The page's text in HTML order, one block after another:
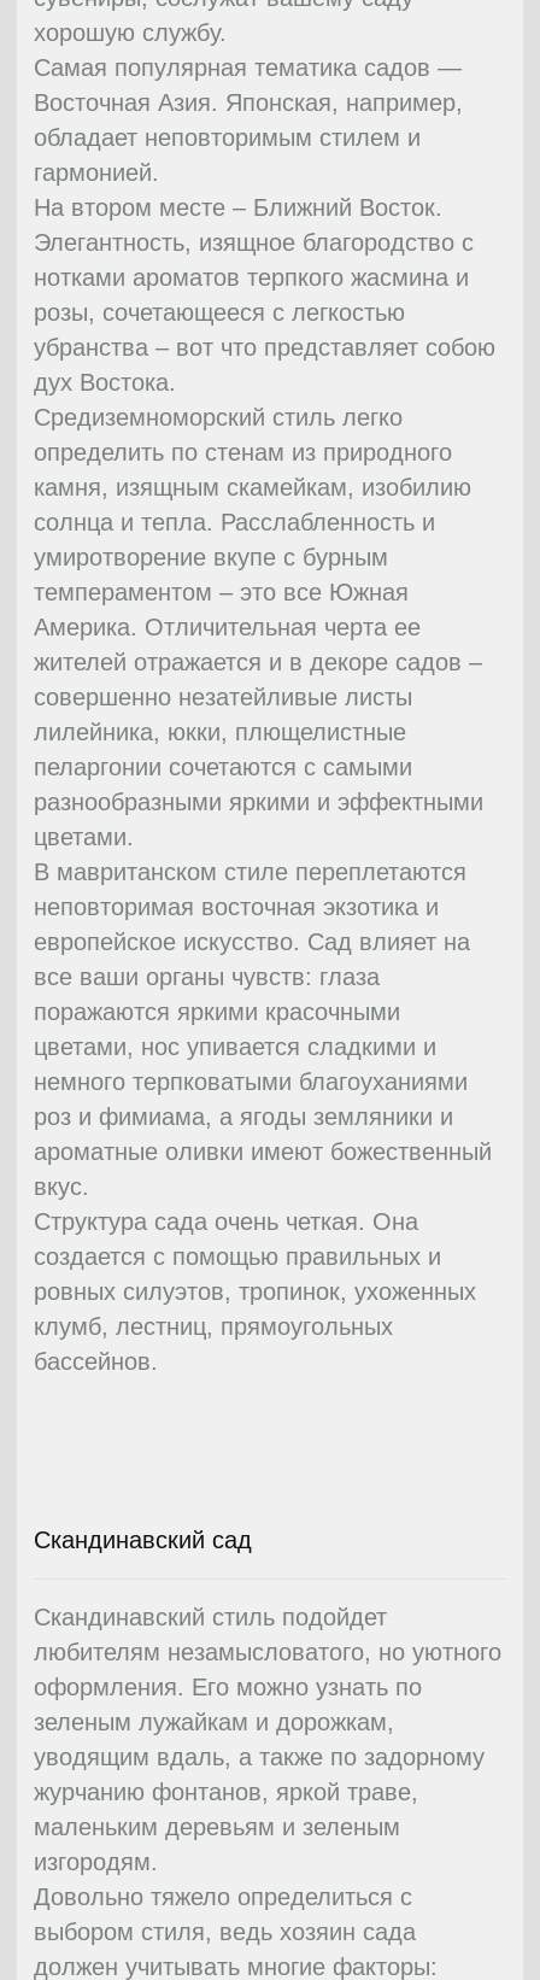
Мусульманский сад
При планировке мусульманского сада
территория разделяется на несколько
маленьких квадратных областей.
Использование в планировке чисел,
кратных четырем — главное условие.
маленьких. В саду преобладают
геометричность и углы, что
подчеркивается цветами, ручьями и
дорожками. В середине каждого
квадрата располагаются маленькие
фонтанчики или мраморные бассейны.
для украшения такого сада.
Особое внимание здесь нужно уделить
воде. Именно вода считается священным
источником жизни, так как дарует
очищение и благословение. Джаннат (рай
в исламе) не мыслим без воды.
рассказывающие о четырех реках,
выходящих из райского сада по четырем
Квадраты же подразумевают
присутствие здесь Аллаха и его
священного благословения.
принадлежала мусульманам, поэтому на
основе их канонов в Испании был
сформирован вид сада, который
впоследствии получил название сада
мавританского. Его маленькие
внутренние дворики – падио –
посреди сада. Обрамлением для
мавританского сада служили
украшенные виноградными зарослями
галереи.
Основой мавританско-мусульманского
сада по-прежнему остается вода, что
разнообразных видах. Насаждения
чувствуют себя абсолютно свободно и
изменениям.
Огромное количество цветов и обилие
трав является визитной карточкой для
постройками и водоемами внутри
сложных композиций убранства их
13
Японский сад
Сады, выполненные вяпонском стиле
неразделимо объединяет восточная
философия и отображает суждения
народов Востока о мире и месте
человека в нем. Каждый элемент
японского сада символичен, и обладает